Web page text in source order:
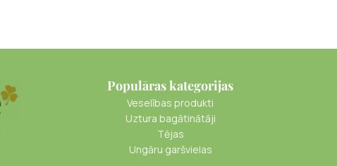
Populāras kategorijas
Veselības produkti
Uztura bagātinātāji
Tējas
Ungāru garšvielas